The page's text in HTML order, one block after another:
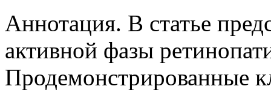
Аннотация. В статье
активной фазы
Продемонстрированные